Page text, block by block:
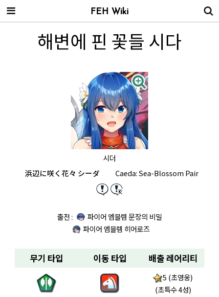
해변에 핀 꽃들 시다
시더
浜辺に咲く花々 シーダ
Caeda: Sea-Blossom Pair
출전 :
파이어 엠블렘 문장의 비밀
파이어 엠블렘 히어로즈
무기 타입 이동 타입 배출 레어리티
5 (초영웅)
(초특수 4성)
FEH Wiki